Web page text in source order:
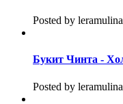
Posted by
Букит Чинта -
Posted by